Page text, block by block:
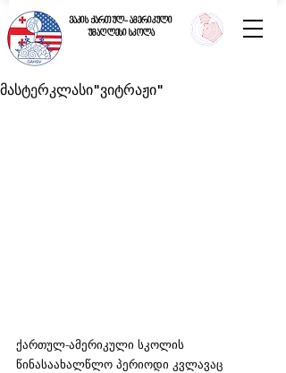
ვაკის ქართულ- ამერიკული
უმაღლესი სკოლა
მასტერკლასი"ვიტრაჟი"
ქართულ-ამერიკული სკოლის
წინასაახალწლო პერიოდი კვლავაც